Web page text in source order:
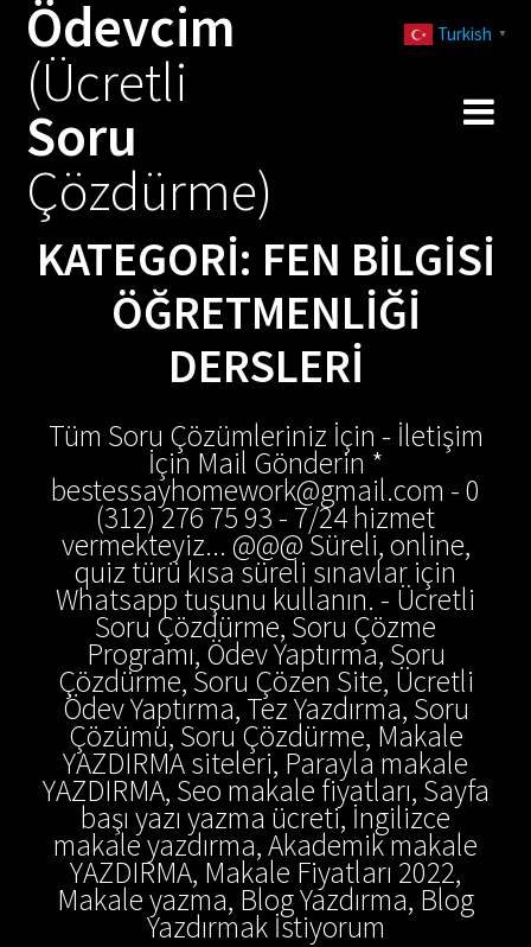
Ödevcim
(Ücretli
Soru
Çözdürme)
KATEGORI: FEN BILGISI
ÖĞRETMENLIĞI
DERSLERI
Tüm Soru Çözümleriniz İçin - İletişim
İçin Mail Gönderin *
bestessayhomework@gmail.com - 0
(312) 276 75 93 - 7/24 hizmet
vermekteyiz... @@@ Süreli, online,
quiz türü kısa süreli sınavlar için
Whatsapp tuşunu kullanın. - Ücretli
Soru Çözdürme, Soru Çözme
Programı, Ödev Yaptırma, Soru
Çözdürme, Soru Çözen Site, Ücretli
Ödev Yaptırma, Tez Yazdırma, Soru
Çözümü, Soru Çözdürme, Makale
YAZDIRMA siteleri, Parayla makale
YAZDIRMA, Seo makale fiyatları, Sayfa
başı yazı yazma ücreti, İngilizce
makale yazdırma, Akademik makale
YAZDIRMA, Makale Fiyatları 2022,
Makale yazma, Blog Yazdırma, Blog
Yazdırmak İstiyorum
Turkish ▼